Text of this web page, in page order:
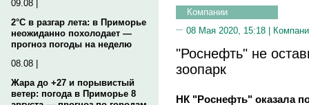
09.08 |
2°C в разгар лета: в Приморье
неожиданно похолодает —
прогноз погоды на неделю
08.08 |
Жара до +27 и порывистый
ветер: погода в Приморье 8
Компании
08 Мая 2020, 15:18 |
"Роснефть" не
зоопарк
НК "Роснефть" оказала